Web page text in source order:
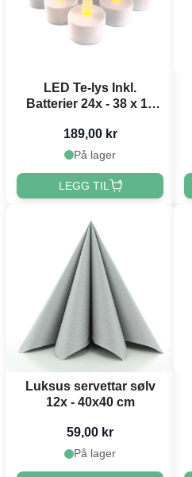
LED Te-lys Inkl.
Batterier 24x - 38 x 18
189,00 kr
På lager
LEGG TIL
Luksus servettar sølv
12x - 40x40 cm
59,00 kr
På lager